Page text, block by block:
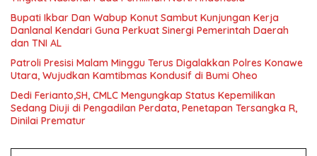
Bupati Ikbar Dan Wabup Konut Sambut Kunjungan Kerja
Danlanal Kendari Guna Perkuat Sinergi Pemerintah Daerah
dan TNI AL
Patroli Presisi Malam Minggu Terus Digalakkan Polres Konawe
Utara, Wujudkan Kamtibmas Kondusif di Bumi Oheo
Dedi Ferianto,SH, CMLC Mengungkap Status Kepemilikan
Sedang Diuji di Pengadilan Perdata, Penetapan Tersangka R,
Dinilai Prematur